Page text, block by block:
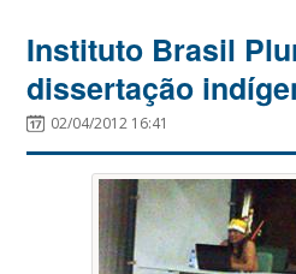
Instituto Brasil
dissertação
02/04/2012 16:41